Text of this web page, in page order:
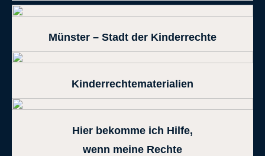
Münster – Stadt der Kinderrechte
Kinderrechtematerialien
Hier bekomme ich Hilfe,
wenn meine Rechte